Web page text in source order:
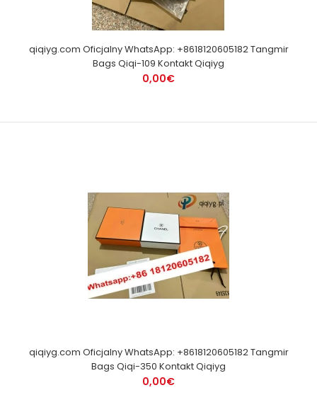
qiqiyg.com Oficjalny WhatsApp: +8618120605182 Tangmir
Bags Qiqi-109 Kontakt Qiqiyg
0,00€
qiqiyg.com Oficjalny WhatsApp: +8618120605182 Tangmir
Bags Qiqi-350 Kontakt Qiqiyg
0,00€